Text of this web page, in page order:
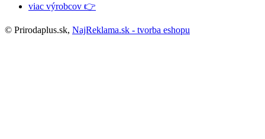
viac výrobcov 👉
© Prirodaplus.sk, NajReklama.sk - tvorba eshopu